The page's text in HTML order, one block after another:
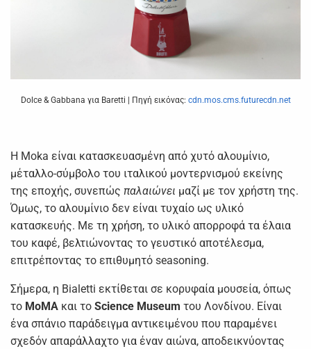
Dolce & Gabbana για Baretti | Πηγή εικόνας: cdn.mos.cms.futurecdn.net
Η Moka είναι κατασκευασμένη από χυτό αλουμίνιο,
μέταλλο-σύμβολο του ιταλικού μοντερνισμού εκείνης
της εποχής, συνεπώς παλαιώνει μαζί με τον χρήστη της.
Όμως, το αλουμίνιο δεν είναι τυχαίο ως υλικό
κατασκευής. Με τη χρήση, το υλικό απορροφά τα έλαια
του καφέ, βελτιώνοντας το γευστικό αποτέλεσμα,
επιτρέποντας το επιθυμητό seasoning.
Σήμερα, η Bialetti εκτίθεται σε κορυφαία μουσεία, όπως
το MoMA και το Science Museum του Λονδίνου. Είναι
ένα σπάνιο παράδειγμα αντικειμένου που παραμένει
σχεδόν απαράλλαχτο για έναν αιώνα, αποδεικνύοντας